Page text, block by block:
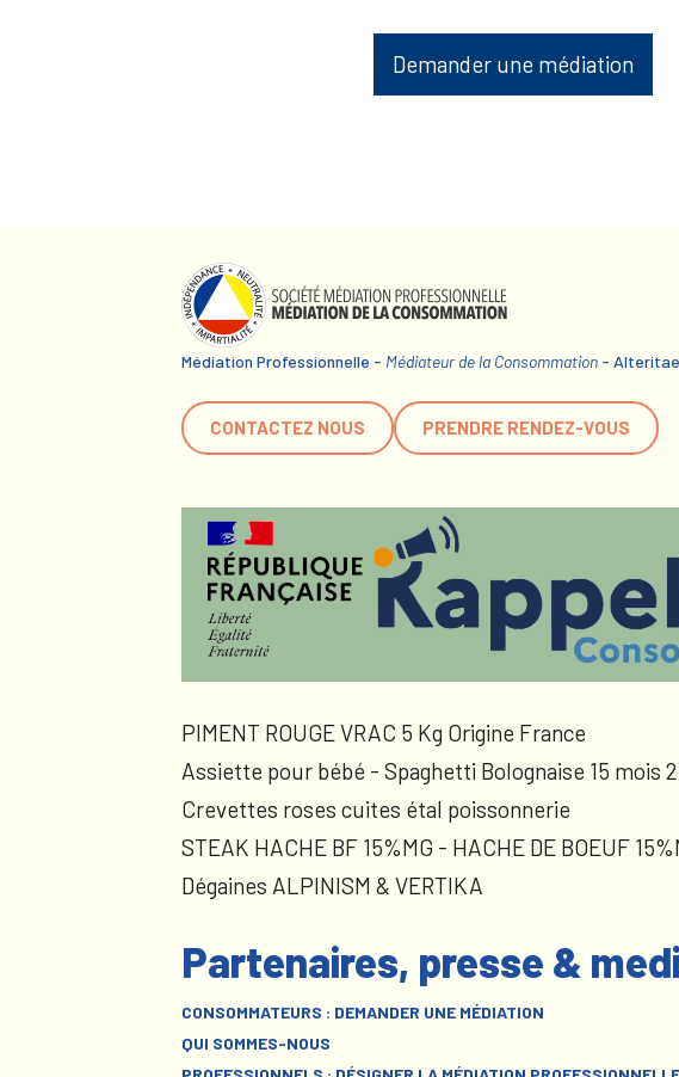
Demander une médiation
Médiation Professionnelle - Médiateur de la Consommation - Alteritae
CONTACTEZ NOUS PRENDRE RENDEZ-VOUS
PIMENT ROUGE VRAC 5 Kg Origine France
Assiette pour bébé - Spaghetti Bolognaise 15 mois
Crevettes roses cuites étal poissonnerie
STEAK HACHE BF 15%MG - HACHE DE BOEUF
Dégaines ALPINISM & VERTIKA
Partenaires, presse &
CONSOMMATEURS : DEMANDER UNE MÉDIATION
QUI SOMMES-NOUS